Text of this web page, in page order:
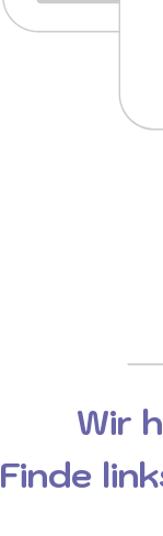
Wir
Finde